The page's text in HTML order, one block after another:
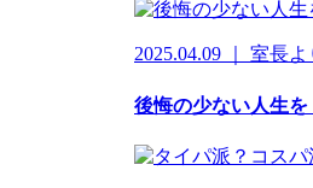
2025.04.09 ｜ 室長よ
後悔の少ない人生を